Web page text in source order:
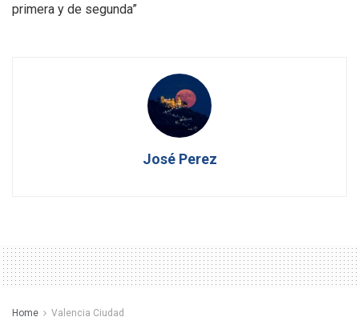
primera y de segunda”
José Perez
Home Valencia Ciudad